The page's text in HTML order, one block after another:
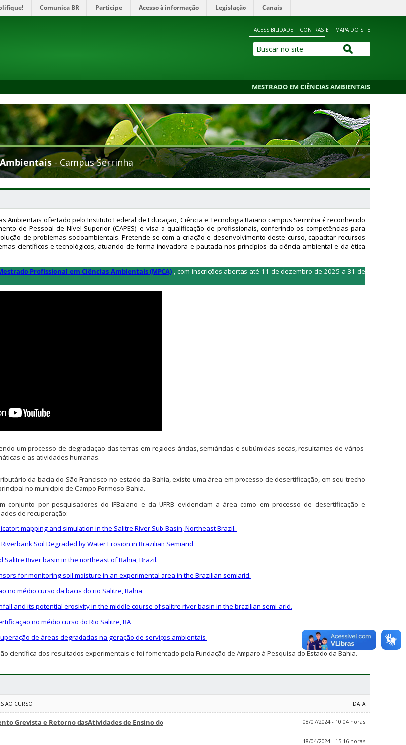
Comunica BR Participe Acesso à informação Legislação Canais
ACESSIBILIDADE CONTRASTE MAPA DO SITE
MESTRADO EM CIÊNCIAS AMBIENTAIS
- Campus Serrinha
Ambientais ofertado pelo Instituto Federal de Educação, Ciência e Tecnologia Baiano campus Serrinha é reconhecido
de Pessoal de Nível Superior (CAPES) e visa a qualificação de profissionais, conferindo-os competências para
de problemas socioambientais. Pretende-se com a criação e desenvolvimento deste curso, capacitar recursos
científicos e tecnológicos, atuando de forma inovadora e pautada nos princípios da ciência ambiental e da ética
Profissional em Ciências Ambientais (MPCA) , com inscrições abertas até 11 de dezembro de 2025 a 31 de
um processo de degradação das terras em regiões áridas, semiáridas e subúmidas secas, resultantes de vários
e as atividades humanas.
da bacia do São Francisco no estado da Bahia, existe uma área em processo de desertificação, em seu trecho
no município de Campo Formoso-Bahia.
conjunto por pesquisadores do IFBaiano e da UFRB evidenciam a área como em processo de desertificação e
de recuperação:
mapping and simulation in the Salitre River Sub-Basin, Northeast Brazil.
Soil Degraded by Water Erosion in Brazilian Semiarid
River basin in the northeast of Bahia, Brazil.
for monitoring soil moisture in an experimental area in the Brazilian semiarid.
no médio curso da bacia do rio Salitre, Bahia
and its potential erosivity in the middle course of salitre river basin in the brazilian semi-arid.
no médio curso do Rio Salitre, BA
de áreas degradadas na geração de serviços ambientais
científica dos resultados experimentais e foi fomentado pela Fundação de Amparo à Pesquisa do Estado da Bahia.
AO CURSO DATA
08/07/2024 - 10:04 horas
Grevista e Retorno dasAtividades de Ensino do
18/04/2024 - 15:16 horas